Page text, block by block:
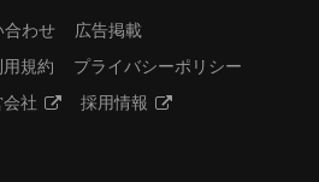
合わせ
広告掲載
用規約
プライバシーポリシー
社 採用情報